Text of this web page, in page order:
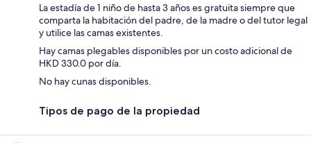
La estadía de 1 niño de hasta 3 años es gratuita siempre que
comparta la habitación del padre, de la madre o del tutor legal
y utilice las camas existentes.
Hay camas plegables disponibles por un costo adicional de
HKD 330.0 por día.
No hay cunas disponibles.
Tipos de pago de la propiedad